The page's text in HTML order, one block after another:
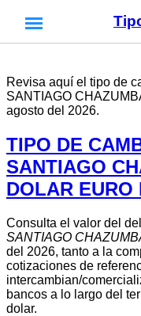
Revisa aquí el tipo de
SANTIAGO
agosto del 2026.
TIPO DE
SANTIAGO
DOLAR EURO
Consulta el valor del
SANTIAGO
del 2026, tanto a la
cotizaciones de
intercambian/
bancos a lo largo del
dolar.